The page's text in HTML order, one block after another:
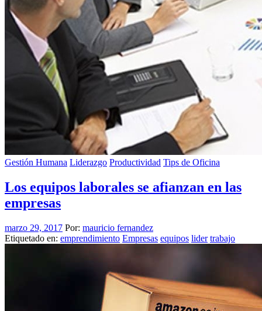
Gestión Humana Liderazgo Productividad Tips de Oficina
Los equipos laborales se afianzan en las
empresas
marzo 29, 2017 Por: mauricio fernandez
Etiquetado en: emprendimiento Empresas equipos lider trabajo